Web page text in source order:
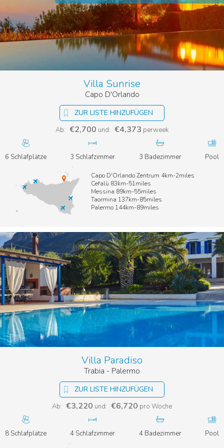
ZUR LISTE HINZUFÜGEN
Villa Sunrise
Capo D'Orlando
Ab: €2,700 und: €4,373 perweek
6 Schlafplätze 3 Schlafzimmer 3 Badezimmer Pool
Capo D'Orlando Zentrum 4km-2miles
Cefalù 83km-51miles
Messina 89km-55miles
Taormina 137km-85miles
Palermo 144km-89miles
ZUR LISTE HINZUFÜGEN
Villa Paradiso
Trabia - Palermo
Ab: €3,220 und: €6,720 pro Woche
8 Schlafplätze 4 Schlafzimmer 4 Badezimmer Pool